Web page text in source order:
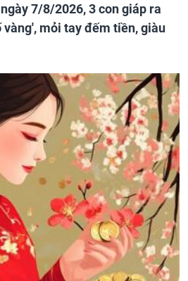
7/8/2026, 3 con giáp ra
mỏi tay đếm tiền, giàu